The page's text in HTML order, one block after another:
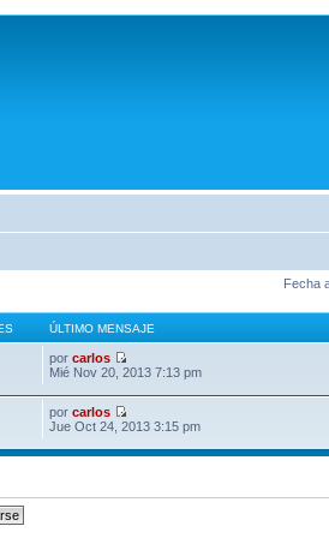
Fecha
ÚLTIMO MENSAJE
porcarlos
Mié Nov 20, 2013 7:13 pm
porcarlos
Jue Oct 24, 2013 3:15 pm